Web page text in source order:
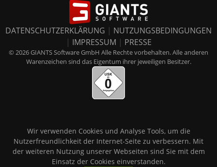
DATENSCHUTZERKLÄRUNG | NUTZUNGSBEDINGUNGEN
| IMPRESSUM | PRESSE
© 2026 GIANTS Software GmbH Alle Rechte vorbehalten. Alle anderen
Warenzeichen sind das Eigentum ihrer jeweiligen Besitzer.
Wir verwenden Cookies und Analyse Tools, um die
Nutzerfreundlichkeit der Internet-Seite zu verbessern. Mit
der weiteren Nutzung unserer Webseiten sind Sie mit dem
Einsatz der Cookies einverstanden.